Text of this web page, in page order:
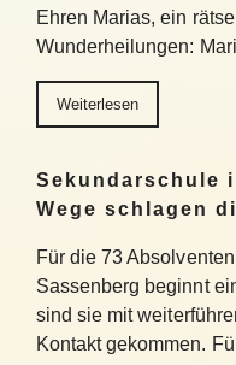
Ehren Marias, ein
Wunderheilungen:
Weiterlesen
Sekundarschule
Wege schlagen
Für die 73
Sassenberg beginnt
sind sie mit
Kontakt gekommen.